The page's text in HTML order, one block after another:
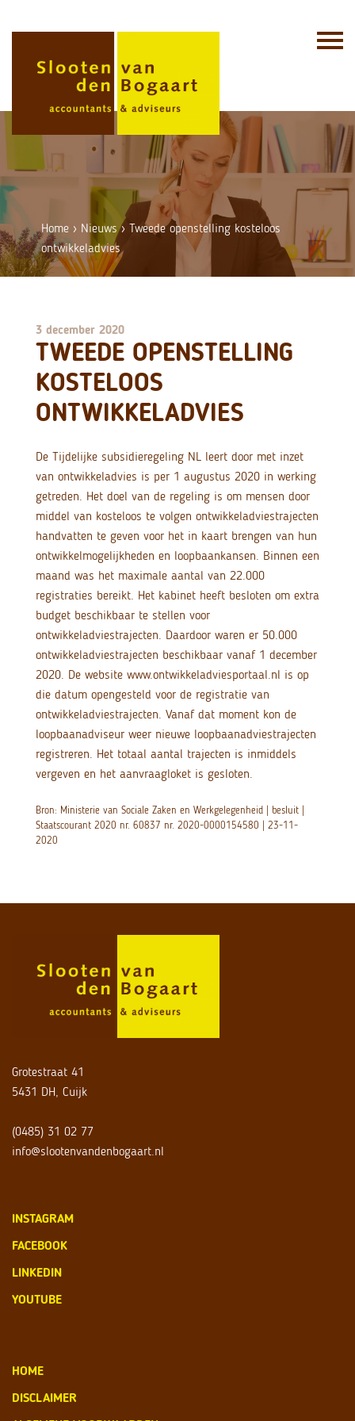
Home › Nieuws›Tweede openstelling kosteloos
ontwikkeladvies
3 december 2020
TWEEDE OPENSTELLING
KOSTELOOS
ONTWIKKELADVIES
De Tijdelijke subsidieregeling NL leert door met inzet
van ontwikkeladvies is per 1 augustus 2020 in werking
getreden. Het doel van de regeling is om mensen door
middel van kosteloos te volgen ontwikkeladviestrajecten
handvatten te geven voor het in kaart brengen van hun
ontwikkelmogelijkheden en loopbaankansen. Binnen een
maand was het maximale aantal van 22.000
registraties bereikt. Het kabinet heeft besloten om extra
budget beschikbaar te stellen voor
ontwikkeladviestrajecten. Daardoor waren er 50.000
ontwikkeladviestrajecten beschikbaar vanaf 1 december
2020. De website www.ontwikkeladviesportaal.nl is op
die datum opengesteld voor de registratie van
ontwikkeladviestrajecten. Vanaf dat moment kon de
loopbaanadviseur weer nieuwe loopbaanadviestrajecten
registreren. Het totaal aantal trajecten is inmiddels
vergeven en het aanvraagloket is gesloten.
Bron: Ministerie van Sociale Zaken en Werkgelegenheid | besluit |
Staatscourant 2020 nr. 60837 nr. 2020-0000154580 | 23-11-
2020
Grotestraat 41
5431 DH, Cuijk
(0485) 31 02 77
info@slootenvandenbogaart.nl
INSTAGRAM
FACEBOOK
LINKEDIN
YOUTUBE
HOME
DISCLAIMER